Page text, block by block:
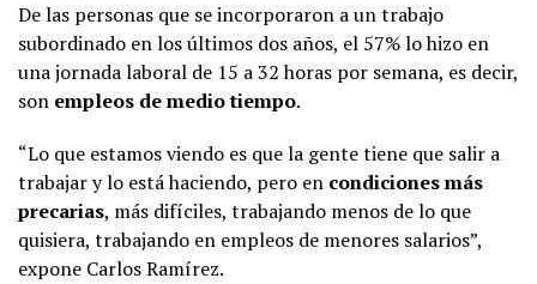
De las personas que se incorporaron a un trabajo
subordinado en los últimos dos años, el 57% lo hizo en
una jornada laboral de 15 a 32 horas por semana, es decir,
son empleos de medio tiempo.
“Lo que estamos viendo es que la gente tiene que salir a
trabajar y lo está haciendo, pero en condiciones más
precarias, más difíciles, trabajando menos de lo que
quisiera, trabajando en empleos de menores salarios”,
expone Carlos Ramírez.